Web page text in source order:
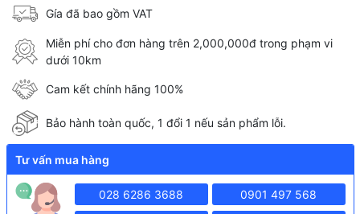
Gía đã bao gồm VAT
Miễn phí cho đơn hàng trên 2,000,000đ trong phạm vi
dưới 10km
Cam kết chính hãng 100%
Bảo hành toàn quốc, 1 đổi 1 nếu sản phẩm lỗi.
Tư vấn mua hàng
028 6286 3688 0901 497 568